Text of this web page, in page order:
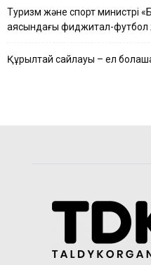
Туризм және спорт министрі
аясындағы фиджитал-футбол
Құрылтай сайлауы – ел